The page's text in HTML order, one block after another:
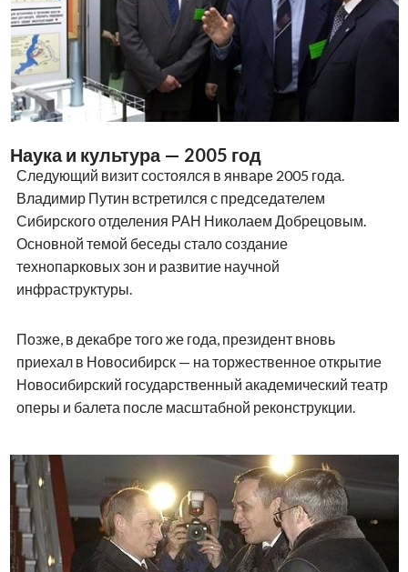
Наука и культура — 2005 год
Следующий визит состоялся в январе 2005 года.
Владимир Путин встретился с председателем
Сибирского отделения РАН Николаем Добрецовым.
Основной темой беседы стало создание
технопарковых зон и развитие научной
инфраструктуры.
Позже, в декабре того же года, президент вновь
приехал в Новосибирск — на торжественное открытие
Новосибирский государственный академический театр
оперы и балета после масштабной реконструкции.